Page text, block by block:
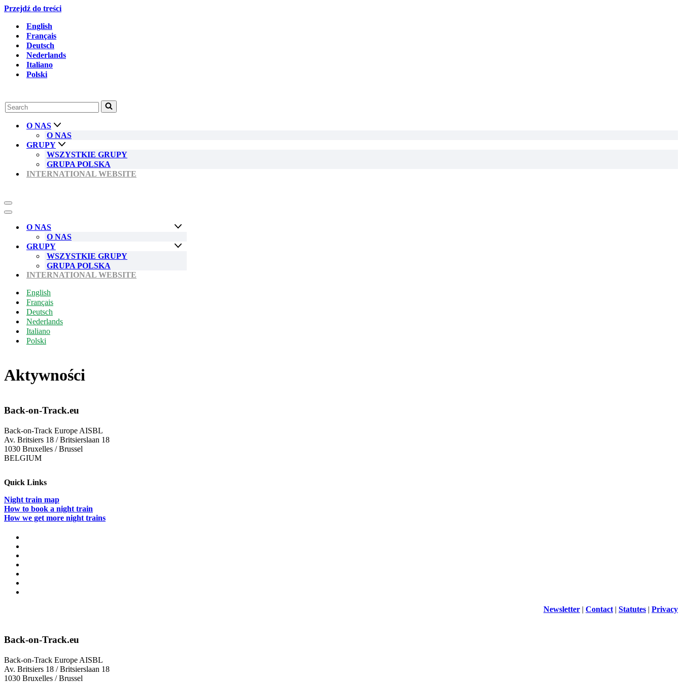
Przejdź do treści
English
Français
Deutsch
Nederlands
Italiano
Polski
Szukaj...
O NAS
O NAS
GRUPY
WSZYSTKIE GRUPY
GRUPA POLSKA
INTERNATIONAL WEBSITE
Menu
nawigacji
Menu
nawigacjiO NAS
O NAS
GRUPY
WSZYSTKIE GRUPY
GRUPA POLSKA
INTERNATIONAL WEBSITE
English
Français
Deutsch
Nederlands
Italiano
Polski
Aktywności
Back-on-Track.eu
Back-on-Track Europe AISBL
Av. Britsiers 18 / Britsierslaan 18
1030 Bruxelles / Brussel
BELGIUM
Quick Links
Night train map
How to book a night train
How we get more night trains
Newsletter | Contact | Statutes | Privacy
Back-on-Track.eu
Back-on-Track Europe AISBL
Av. Britsiers 18 / Britsierslaan 18
1030 Bruxelles / Brussel